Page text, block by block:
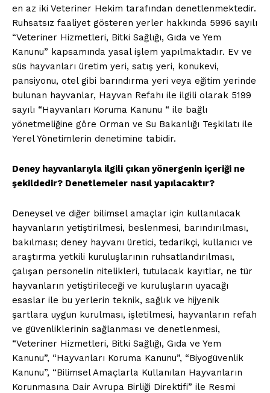
en az iki Veteriner Hekim tarafından denetlenmektedir.
Ruhsatsız faaliyet gösteren yerler hakkında 5996 sayılı
“Veteriner Hizmetleri, Bitki Sağlığı, Gıda ve Yem
Kanunu” kapsamında yasal işlem yapılmaktadır. Ev ve
süs hayvanları üretim yeri, satış yeri, konukevi,
pansiyonu, otel gibi barındırma yeri veya eğitim yerinde
bulunan hayvanlar, Hayvan Refahı ile ilgili olarak 5199
sayılı “Hayvanları Koruma Kanunu “ ile bağlı
yönetmeliğine göre Orman ve Su Bakanlığı Teşkilatı ile
Yerel Yönetimlerin denetimine tabidir.
Deney hayvanlarıyla ilgili çıkan yönergenin içeriği ne
şekildedir? Denetlemeler nasıl yapılacaktır?
Deneysel ve diğer bilimsel amaçlar için kullanılacak
hayvanların yetiştirilmesi, beslenmesi, barındırılması,
bakılması; deney hayvanı üretici, tedarikçi, kullanıcı ve
araştırma yetkili kuruluşlarının ruhsatlandırılması,
çalışan personelin nitelikleri, tutulacak kayıtlar, ne tür
hayvanların yetiştirileceği ve kuruluşların uyacağı
esaslar ile bu yerlerin teknik, sağlık ve hijyenik
şartlara uygun kurulması, işletilmesi, hayvanların refah
ve güvenliklerinin sağlanması ve denetlenmesi,
“Veteriner Hizmetleri, Bitki Sağlığı, Gıda ve Yem
Kanunu”, “Hayvanları Koruma Kanunu”, “Biyogüvenlik
Kanunu”, “Bilimsel Amaçlarla Kullanılan Hayvanların
Korunmasına Dair Avrupa Birliği Direktifi” ile Resmi